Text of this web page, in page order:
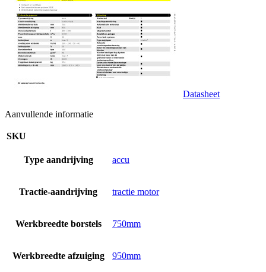
Datasheet
Aanvullende informatie
SKU
Type aandrijving accu
Tractie-aandrijving tractie motor
Werkbreedte borstels 750mm
Werkbreedte afzuiging 950mm